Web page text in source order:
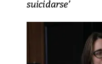
suicidarse’